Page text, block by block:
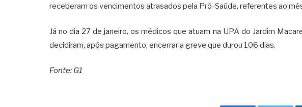
receberam os vencimentos atrasados pela Pró-Saúde, referentes ao
Já no dia 27 de janeiro, os médicos que atuam na UPA do Jardim
decidiram, após pagamento, encerrar a greve que durou 106 dias.
Fonte: G1